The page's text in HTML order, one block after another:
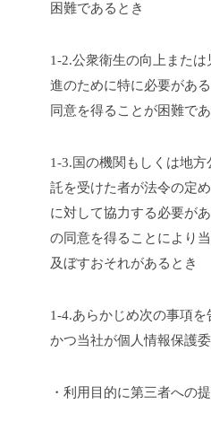
困難であるとき
1-2.公衆衛生の向上また
進のために特に必要があ
同意を得ることが困難で
1-3.国の機関もしくは地
託を受けた者が法令の定
に対して協力する必要が
の同意を得ることにより
及ぼすおそれがあるとき
1-4.あらかじめ次の事項を
かつ当社が個人情報保護
・利用目的に第三者への